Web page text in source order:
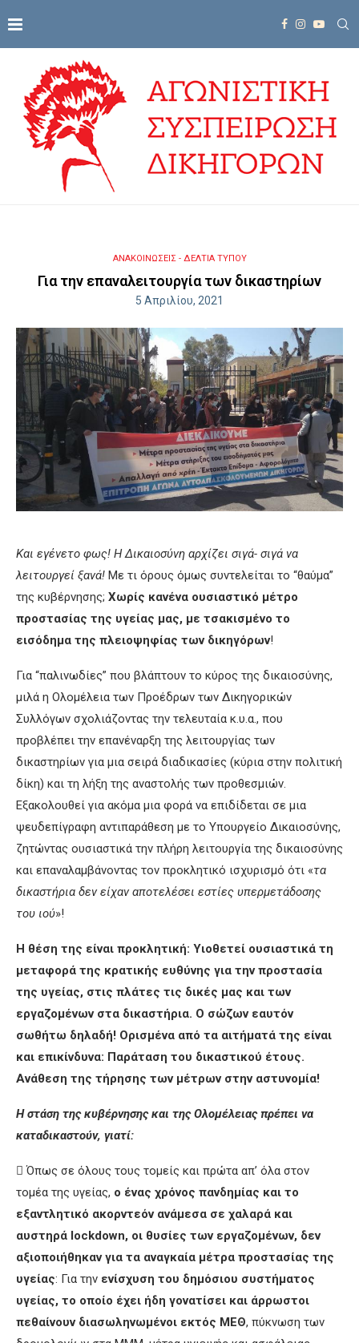
ΑΝΑΚΟΙΝΩΣΕΙΣ - ΔΕΛΤΙΑ ΤΥΠΟΥ
Για την επαναλειτουργία των δικαστηρίων
5 Απριλίου, 2021
Και εγένετο φως! Η Δικαιοσύνη αρχίζει σιγά- σιγά να
λειτουργεί ξανά! Με τι όρους όμως συντελείται το “θαύμα”
της κυβέρνησης; Χωρίς κανένα ουσιαστικό μέτρο
προστασίας της υγείας μας, με τσακισμένο το
εισόδημα της πλειοψηφίας των δικηγόρων!
Για “παλινωδίες” που βλάπτουν το κύρος της δικαιοσύνης,
μιλά η Ολομέλεια των Προέδρων των Δικηγορικών
Συλλόγων σχολιάζοντας την τελευταία κ.υ.α., που
προβλέπει την επανέναρξη της λειτουργίας των
δικαστηρίων για μια σειρά διαδικασίες (κύρια στην πολιτική
δίκη) και τη λήξη της αναστολής των προθεσμιών.
Εξακολουθεί για ακόμα μια φορά να επιδίδεται σε μια
ψευδεπίγραφη αντιπαράθεση με το Υπουργείο Δικαιοσύνης,
ζητώντας ουσιαστικά την πλήρη λειτουργία της δικαιοσύνης
και επαναλαμβάνοντας τον προκλητικό ισχυρισμό ότι «τα
δικαστήρια δεν είχαν αποτελέσει εστίες υπερμετάδοσης
του ιού»!
Η θέση της είναι προκλητική: Υιοθετεί ουσιαστικά τη
μεταφορά της κρατικής ευθύνης για την προστασία
της υγείας, στις πλάτες τις δικές μας και των
εργαζομένων στα δικαστήρια. Ο σώζων εαυτόν
σωθήτω δηλαδή! Ορισμένα από τα αιτήματά της είναι
και επικίνδυνα: Παράταση του δικαστικού έτους.
Ανάθεση της τήρησης των μέτρων στην αστυνομία!
Η στάση της κυβέρνησης και της Ολομέλειας πρέπει να
καταδικαστούν, γιατί:
 Όπως σε όλους τους τομείς και πρώτα απ’ όλα στον
τομέα της υγείας, ο ένας χρόνος πανδημίας και το
εξαντλητικό ακορντεόν ανάμεσα σε χαλαρά και
αυστηρά lockdown, οι θυσίες των εργαζομένων, δεν
αξιοποιήθηκαν για τα αναγκαία μέτρα προστασίας της
υγείας: Για την ενίσχυση του δημόσιου συστήματος
υγείας, το οποίο έχει ήδη γονατίσει και άρρωστοι
πεθαίνουν διασωληνωμένοι εκτός ΜΕΘ, πύκνωση των